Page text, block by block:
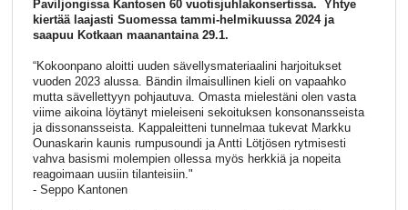
Paviljongissa Kantosen 60 vuotisjuhlakonsertissa. Yhtye
kiertää laajasti Suomessa tammi-helmikuussa 2024 ja
saapuu Kotkaan maanantaina 29.1.
“Kokoonpano aloitti uuden sävellysmateriaalini harjoitukset
vuoden 2023 alussa. Bändin ilmaisullinen kieli on vapaahko
mutta sävellettyyn pohjautuva. Omasta mielestäni olen vasta
viime aikoina löytänyt mieleiseni sekoituksen konsonansseista
ja dissonansseista. Kappaleitteni tunnelmaa tukevat Markku
Ounaskarin kaunis rumpusoundi ja Antti Lötjösen rytmisesti
vahva basismi molempien ollessa myös herkkiä ja nopeita
reagoimaan uusiin tilanteisiin."
- Seppo Kantonen